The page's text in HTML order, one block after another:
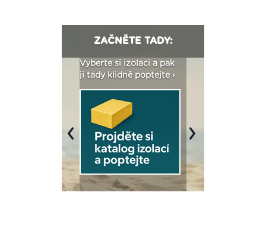
ZAČNĚTE TADY:
Vyberte si izolaci a pak
ji tady klidně poptejte ›
Previous Next